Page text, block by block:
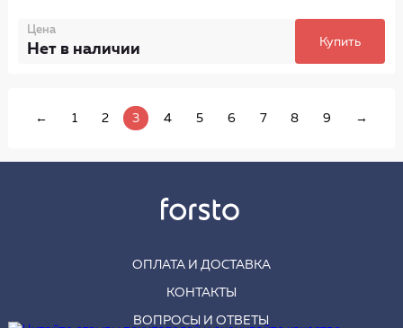
Цена
Нет в наличии Купить
← 1 2 3 4 5 6 7 8 9 →
ОПЛАТА И ДОСТАВКА
КОНТАКТЫ
ВОПРОСЫ И ОТВЕТЫ